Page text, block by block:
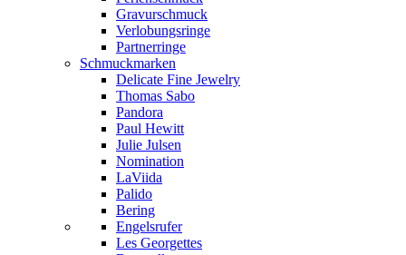
Gravurschmuck
Verlobungsringe
Partnerringe
Schmuckmarken
Delicate Fine Jewelry
Thomas Sabo
Pandora
Paul Hewitt
Julie Julsen
Nomination
LaViida
Palido
Bering
Engelsrufer
Les Georgettes